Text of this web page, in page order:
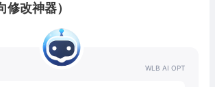
改神器）